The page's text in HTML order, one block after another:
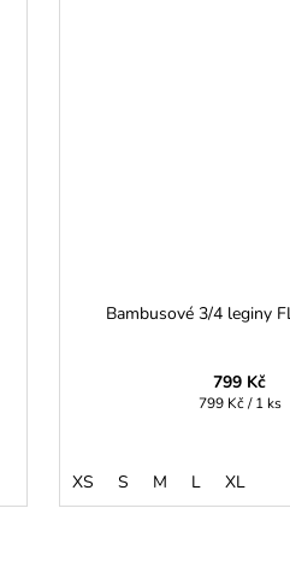
Bambusové 3/4 leginy
799 Kč
Měrná
799 Kč / 1 ks
XS S M L XL